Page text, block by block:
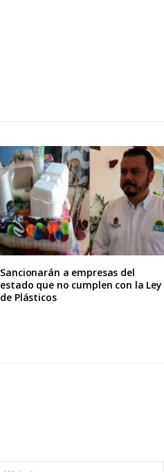
Sancionarán a empresas del
estado que no cumplen con la Ley
de Plásticos